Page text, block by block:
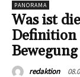
PANORAMA
Was ist
Bewegung
redaktion